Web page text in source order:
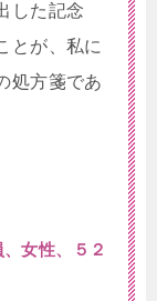
した記念
とが、私に
処方箋であ
女性、５２